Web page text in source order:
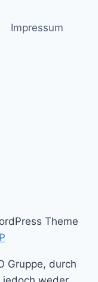
Impressum
Theme
Gruppe, durch